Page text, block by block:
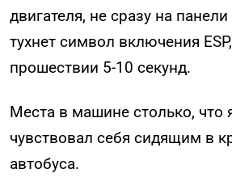
двигателя, не сразу на
тухнет символ включения
прошествии 5-10 секунд.
Места в машине столько, что
чувствовал себя сидящим в
автобуса.